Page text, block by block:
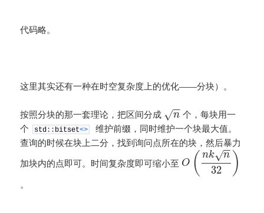
代码略。
这里其实还有一种在时空复杂度上的优化——分块）。
按照分块的那一套理论，把区间分成 n
−
−
√
个，每块用一
个
std : : bitset<>
维护前缀，同时维护一个块最大值。
查询的时候在块上二分，找到询问点所在的块，然后暴力
加块内的点即可。时间复杂度即可缩小至 O ( nk n
−
−
√
32
)
。